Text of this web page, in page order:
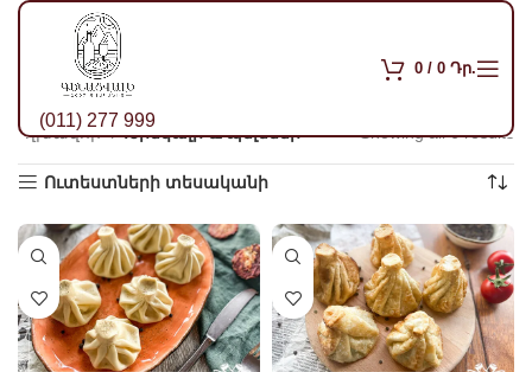
(011) 277 999
0 / 0 Դր.
Գլխավոր Խինկալի և պելմենի Showing all 6 results
Ուտեստների տեսականի